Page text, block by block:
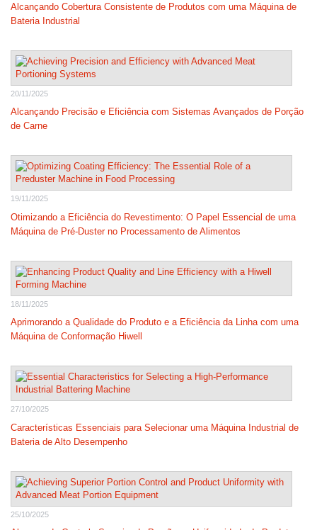
Alcançando Cobertura Consistente de Produtos com uma Máquina de
Bateria Industrial
20/11/2025
Alcançando Precisão e Eficiência com Sistemas Avançados de Porção
de Carne
19/11/2025
Otimizando a Eficiência do Revestimento: O Papel Essencial de uma
Máquina de Pré-Duster no Processamento de Alimentos
18/11/2025
Aprimorando a Qualidade do Produto e a Eficiência da Linha com uma
Máquina de Conformação Hiwell
27/10/2025
Características Essenciais para Selecionar uma Máquina Industrial de
Bateria de Alto Desempenho
25/10/2025